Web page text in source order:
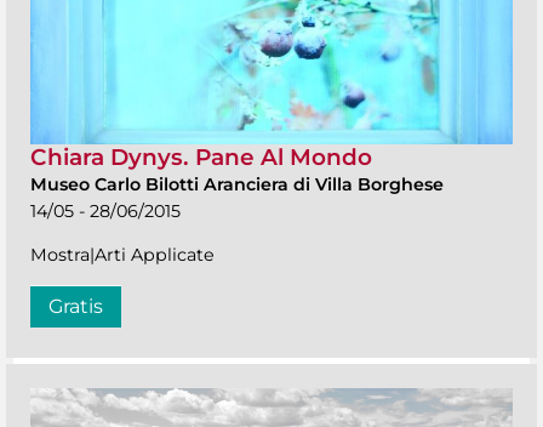
Chiara Dynys. Pane Al Mondo
Museo Carlo Bilotti Aranciera di Villa Borghese
14/05 - 28/06/2015
Mostra|Arti Applicate
Gratis